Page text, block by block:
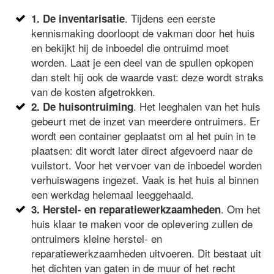
1. De inventarisatie. Tijdens een eerste
kennismaking doorloopt de vakman door het huis
en bekijkt hij de inboedel die ontruimd moet
worden. Laat je een deel van de spullen opkopen
dan stelt hij ook de waarde vast: deze wordt straks
van de kosten afgetrokken.
2. De huisontruiming. Het leeghalen van het huis
gebeurt met de inzet van meerdere ontruimers. Er
wordt een container geplaatst om al het puin in te
plaatsen: dit wordt later direct afgevoerd naar de
vuilstort. Voor het vervoer van de inboedel worden
verhuiswagens ingezet. Vaak is het huis al binnen
een werkdag helemaal leeggehaald.
3. Herstel- en reparatiewerkzaamheden. Om het
huis klaar te maken voor de oplevering zullen de
ontruimers kleine herstel- en
reparatiewerkzaamheden uitvoeren. Dit bestaat uit
het dichten van gaten in de muur of het recht